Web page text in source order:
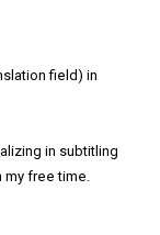
field) in
in subtitling
my free time.